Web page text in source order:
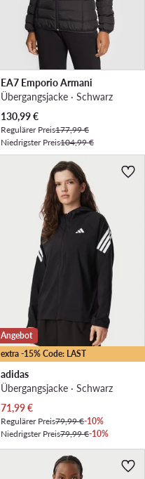
EA7 Emporio Armani
Übergangsjacke · Schwarz
Aktueller Preis
130,99€
Regulärer Preis177,99 €
Niedrigster Preis104,99 €
extra -15% Code: LAST
Angebot
adidas
Übergangsjacke · Schwarz
Aktueller Preis
71,99€
Regulärer Preis79,99 €-10%
Niedrigster Preis79,99 €-10%